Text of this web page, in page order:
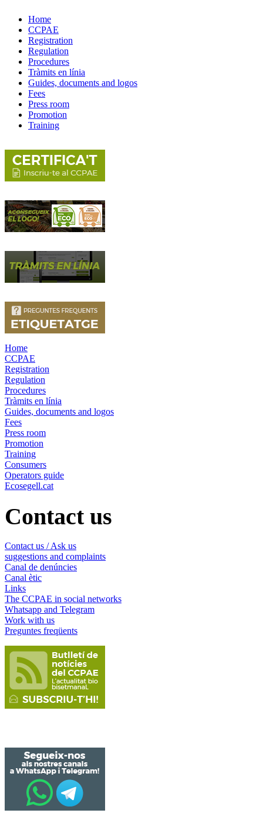
Home
CCPAE
Registration
Regulation
Procedures
Tràmits en línia
Guides, documents and logos
Fees
Press room
Promotion
Training
Home
CCPAE
Registration
Regulation
Procedures
Tràmits en línia
Guides, documents and logos
Fees
Press room
Promotion
Training
Consumers
Operators guide
Ecosegell.cat
Contact us
Contact us / Ask us
suggestions and complaints
Canal de denúncies
Canal ètic
Links
The CCPAE in social networks
Whatsapp and Telegram
Work with us
Preguntes freqüents